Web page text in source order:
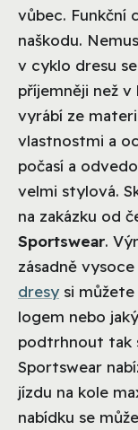
vůbec. Funkční
naškodu.
v cyklo dresu
příjemněji než v
vyrábí ze
vlastnostmi a
počasí a
velmi stylová.
na zakázku od
Sportswear.
zásadně
dresy si
logem nebo
podtrhnout tak
Sportswear
jízdu na kole
nabídku se